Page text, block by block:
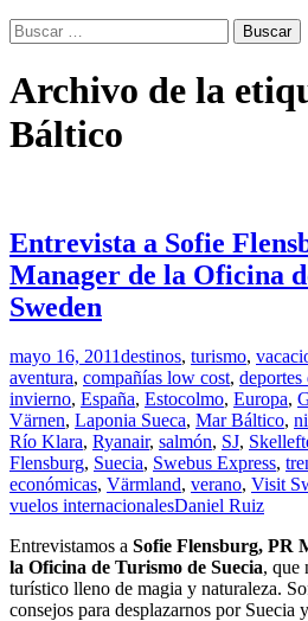
Buscar:
Archivo de la
Báltico
Entrevista a Sofie
Manager de la Oficina
Sweden
mayo 16, 2011destinos, turismo,
aventura, compañías low cost, deportes
invierno, España, Estocolmo, Europa,
Värnen, Laponia Sueca, Mar Báltico,
Río Klara, Ryanair, salmón, SJ,
Flensburg, Suecia, Swebus Express,
económicas, Värmland, verano, Visit
vuelos internacionalesDaniel Ruiz
Entrevistamos a Sofie Flensburg, PR
la Oficina de Turismo de Suecia, que
turístico lleno de magia y naturaleza.
consejos para desplazarnos por Suecia